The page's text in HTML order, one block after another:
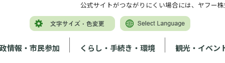
情報・市民参加 くらし・手続き・環境 観光・イベン
公式サイトがつながりにくい場合には、ヤフー